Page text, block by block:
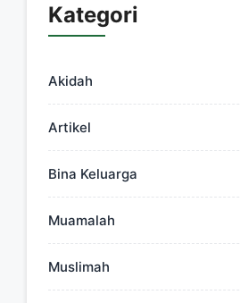
Kategori
Akidah
Artikel
Bina Keluarga
Muamalah
Muslimah